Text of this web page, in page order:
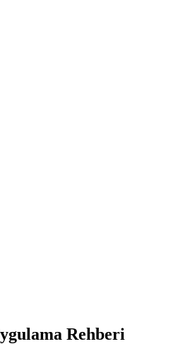
Rehberi